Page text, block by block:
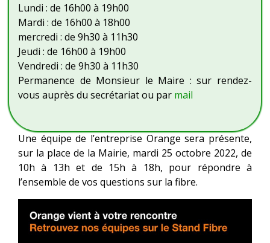
Lundi : de 16h00 à 19h00
Mardi : de 16h00 à 18h00
mercredi : de 9h30 à 11h30
Jeudi : de 16h00 à 19h00
Vendredi : de 9h30 à 11h30
Permanence de Monsieur le Maire : sur rendez-
vous auprès du secrétariat ou par mail
Une équipe de l’entreprise Orange sera présente,
sur la place de la Mairie, mardi 25 octobre 2022, de
10h à 13h et de 15h à 18h, pour répondre à
l’ensemble de vos questions sur la fibre.